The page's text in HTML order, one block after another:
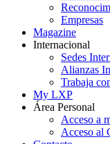
Empresas
Magazine
Internacional
Sedes
Alianzas
Trabaja
My LXP
Área Personal
Acceso a
Acceso al